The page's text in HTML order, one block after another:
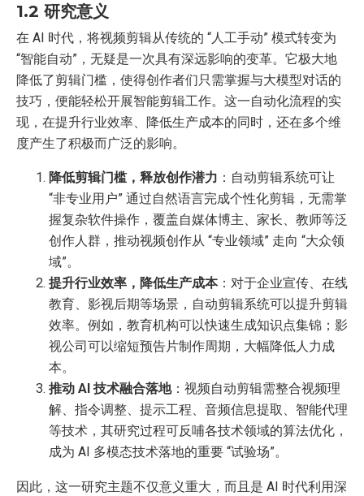
1.2 研究意义
在 AI 时代，将视频剪辑从传统的 “人工手动” 模式转变为
“智能自动”，无疑是一次具有深远影响的变革。它极大地
降低了剪辑门槛，使得创作者们只需掌握与大模型对话的
技巧，便能轻松开展智能剪辑工作。这一自动化流程的实
现，在提升行业效率、降低生产成本的同时，还在多个维
度产生了积极而广泛的影响。
降低剪辑门槛，释放创作潜力 ：自动剪辑系统可让
“非专业用户” 通过自然语言完成个性化剪辑，无需掌
握复杂软件操作，覆盖自媒体博主、家长、教师等泛
创作人群，推动视频创作从 “专业领域” 走向 “大众领
域”。
提升行业效率，降低生产成本：对于企业宣传、在线
教育、影视后期等场景，自动剪辑系统可以提升剪辑
效率。例如，教育机构可以快速生成知识点集锦；影
视公司可以缩短预告片制作周期，大幅降低人力成
本。
推动 AI 技术融合落地：视频自动剪辑需整合视频理
解、指令调整、提示工程、音频信息提取、智能代理
等技术，其研究过程可反哺各技术领域的算法优化，
成为 AI 多模态技术落地的重要 “试验场”。
因此，这一研究主题不仅意义重大，而且是 AI 时代利用深